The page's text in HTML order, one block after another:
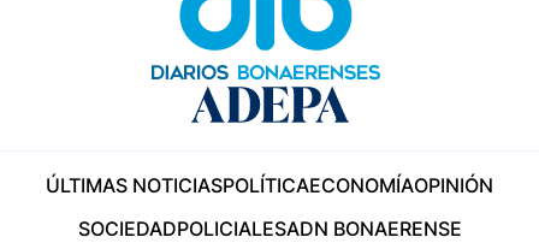
ÚLTIMAS NOTICIASPOLÍTICAECONOMÍAOPINIÓN
SOCIEDADPOLICIALESADN BONAERENSE